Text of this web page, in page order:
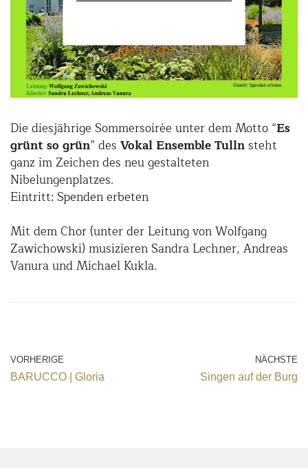
Die diesjährige Sommersoirée unter dem Motto “Es
grünt so grün” des Vokal Ensemble Tullnsteht
ganz im Zeichen des neu gestalteten
Nibelungenplatzes.
Eintritt: Spenden erbeten
Mit dem Chor (unter der Leitung von Wolfgang
Zawichowski) musizieren Sandra Lechner, Andreas
Vanura und Michael Kukla.
VORHERIGE
BARUCCO | Gloria
NÄCHSTE
Singen auf der Burg